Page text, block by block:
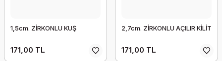
1,5cm. ZİRKONLU KUŞ
171,00 TL
2,7cm. ZİRKONLU AÇILIR KİLİT
171,00 TL